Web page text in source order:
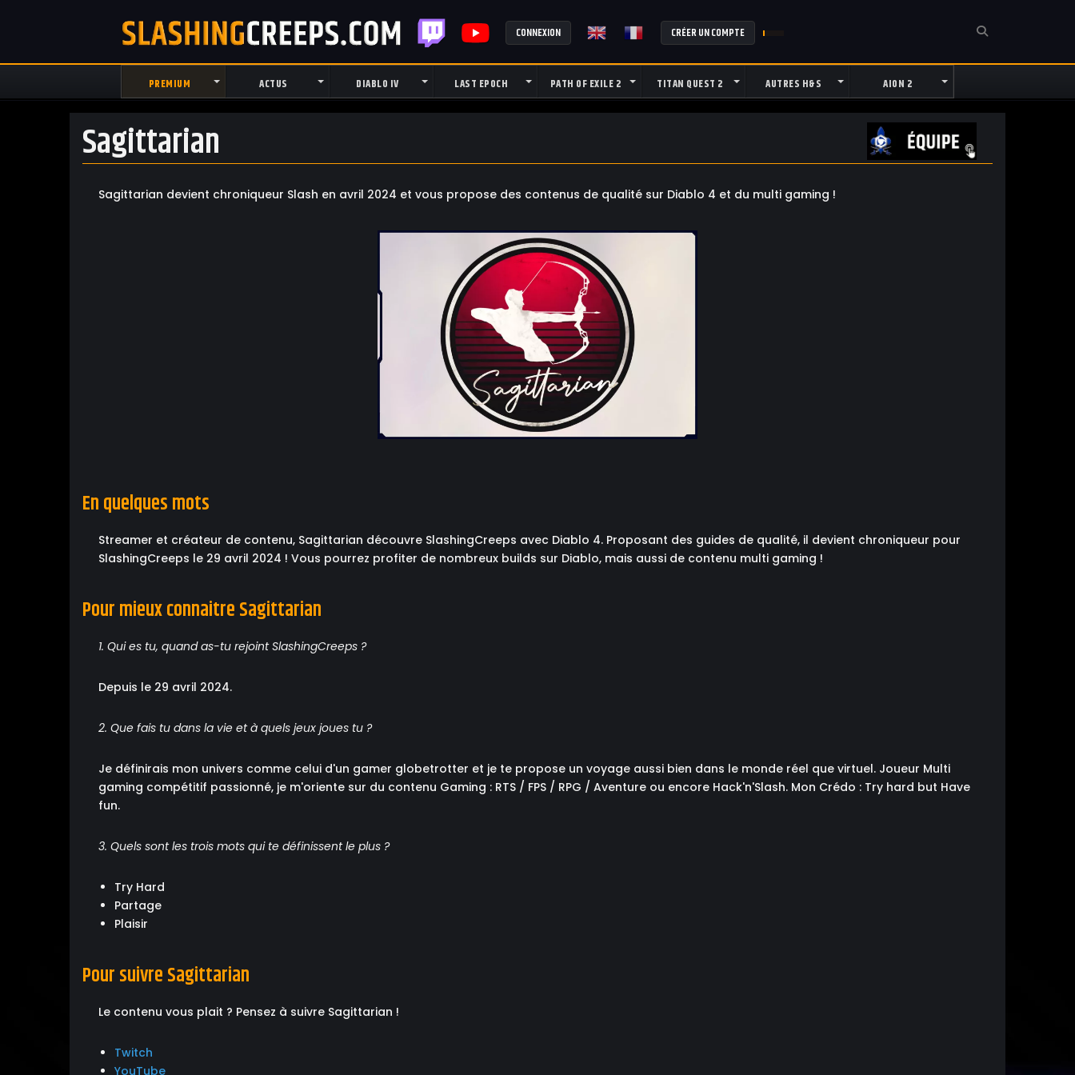
CONNEXION CRÉER UN COMPTE
PREMIUM ACTUS DIABLO IV LAST EPOCH PATH OF EXILE 2 TITAN QUEST 2 AUTRES H&S AION 2
Sagittarian
Sagittarian devient chroniqueur Slash en avril 2024 et vous propose des contenus de qualité sur Diablo 4 et du multi gaming !
En quelques mots
Streamer et créateur de contenu, Sagittarian découvre SlashingCreeps avec Diablo 4. Proposant des guides de qualité, il devient chroniqueur pour
SlashingCreeps le 29 avril 2024 ! Vous pourrez profiter de nombreux builds sur Diablo, mais aussi de contenu multi gaming !
Pour mieux connaitre Sagittarian
1. Qui es tu, quand as-tu rejoint SlashingCreeps ?
Depuis le 29 avril 2024.
2. Que fais tu dans la vie et à quels jeux joues tu ?
Je définirais mon univers comme celui d'un gamer globetrotter et je te propose un voyage aussi bien dans le monde réel que virtuel. Joueur Multi
gaming compétitif passionné, je m'oriente sur du contenu Gaming : RTS / FPS / RPG / Aventure ou encore Hack'n'Slash. Mon Crédo : Try hard but Have
fun.
3. Quels sont les trois mots qui te définissent le plus ?
Try Hard
Partage
Plaisir
Pour suivre Sagittarian
Le contenu vous plait ? Pensez à suivre Sagittarian !
Twitch
YouTube